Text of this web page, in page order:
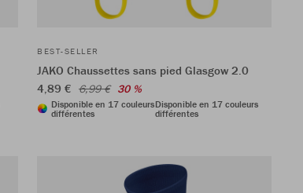
BEST-SELLER
JAKO Chaussettes sans pied Glasgow 2.0
4,89 € 6,99 € 30 %
Disponible en 17 couleurs
différentes
Disponible en 17 couleurs
différentes